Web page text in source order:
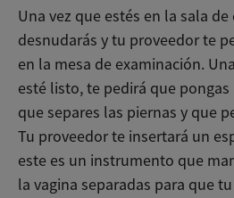
Una vez que estés en la sala
desnudarás y tu proveedor te
en la mesa de examinación.
esté listo, te pedirá que
que separes las piernas y que
Tu proveedor te insertará un
este es un instrumento que
la vagina separadas para que